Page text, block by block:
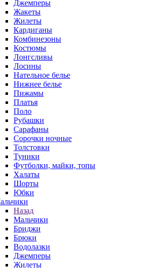
Джемперы
Жакеты
Жилеты
Кардиганы
Комбинезоны
Костюмы
Лонгсливы
Лосины
Нательное белье
Нижнее белье
Пижамы
Платья
Поло
Рубашки
Сарафаны
Сорочки ночные
Толстовки
Туники
Футболки, майки, топы
Халаты
Шорты
Юбки
Назад
Мальчики
Бриджи
Брюки
Водолазки
Джемперы
Жилеты